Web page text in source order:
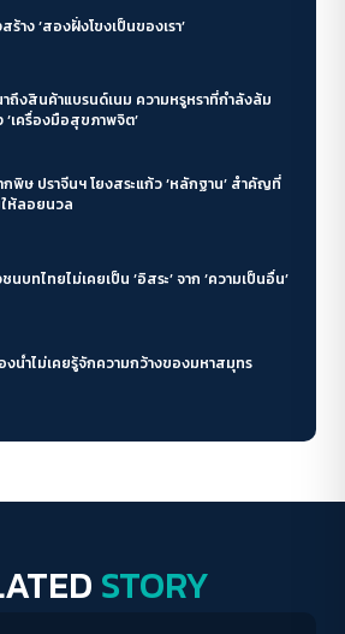
ร้าง ‘สองฝั่งโขงเป็นของเรา’
าแบรนด์เนม ความหรูหราที่กำลังล้ม
‘เครื่องมือสุขภาพจิต’
พิษ ปราจีนฯ โยงสระแก้ว ‘หลักฐาน’ สำคัญที่
ห้ลอยนวล
นบทไทยไม่เคยเป็น ‘อิสระ’ จาก ‘ความเป็นอื่น’
น้ำไม่เคยรู้จักความกว้างของมหาสมุทร
STORY